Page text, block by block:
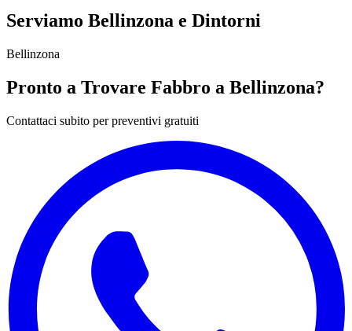
Serviamo Bellinzona e Dintorni
Bellinzona
Pronto a Trovare Fabbro a Bellinzona?
Contattaci subito per preventivi gratuiti